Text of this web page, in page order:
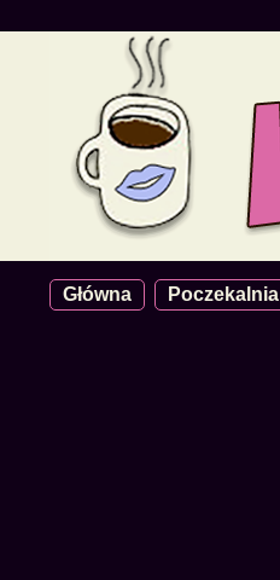
Główna Poczekalnia